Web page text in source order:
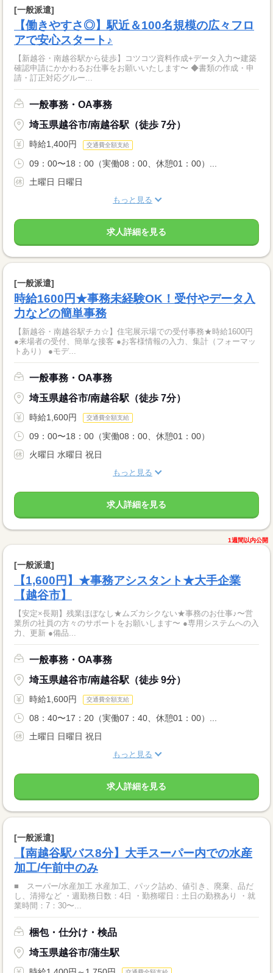
[一般派遣]
【働きやすさ◎】駅近＆100名規模の広々フロ
アで安心スタート♪
【新越谷・南越谷駅から徒歩】コツコツ資料作成+データ入力〜建築
確認申請にかかわるお仕事をお願いいたします〜 ◆書類の作成・申
請・訂正対応グルー...
一般事務・OA事務
埼玉県越谷市/南越谷駅（徒歩 7分）
時給1,400円 交通費全額支給
09：00〜18：00（実働08：00、休憩01：00）...
土曜日 日曜日
もっと見る
求人詳細を見る
[一般派遣]
時給1600円★事務未経験OK！受付やデータ入
力などの簡単事務
【新越谷・南越谷駅チカ☆】住宅展示場での受付事務★時給1600円
●来場者の受付、簡単な接客 ●お客様情報の入力、集計（フォーマッ
トあり） ●モデ...
一般事務・OA事務
埼玉県越谷市/南越谷駅（徒歩 7分）
時給1,600円 交通費全額支給
09：00〜18：00（実働08：00、休憩01：00）
火曜日 水曜日 祝日
もっと見る
求人詳細を見る
1週間以内公開
[一般派遣]
【1,600円】★事務アシスタント★大手企業
【越谷市】
【安定×長期】残業ほぼなし★ムズカシクない★事務のお仕事♪〜営
業所の社員の方々のサポートをお願いします〜 ●専用システムへの入
力、更新 ●備品...
一般事務・OA事務
埼玉県越谷市/南越谷駅（徒歩 9分）
時給1,600円 交通費全額支給
08：40〜17：20（実働07：40、休憩01：00）...
土曜日 日曜日 祝日
もっと見る
求人詳細を見る
[一般派遣]
【南越谷駅バス8分】大手スーパー内での水産
加工/午前中のみ
■ スーパー/水産加工 水産加工、パック詰め、値引き、廃棄、品だ
し、清掃など ・週勤務日数：4日 ・勤務曜日：土日の勤務あり ・就
業時間：7：30〜...
梱包・仕分け・検品
埼玉県越谷市/蒲生駅